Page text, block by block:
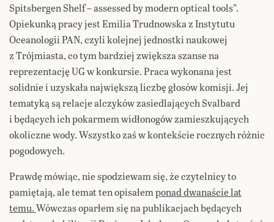
Spitsbergen Shelf – assessed by modern optical tools”.
Opiekunką pracy jest Emilia Trudnowska z Instytutu
Oceanologii PAN, czyli kolejnej jednostki naukowej
z Trójmiasta, co tym bardziej zwiększa szanse na
reprezentację UG w konkursie. Praca wykonana jest
solidnie i uzyskała największą liczbę głosów komisji. Jej
tematyką są relacje alczyków zasiedlających Svalbard
i będących ich pokarmem widłonogów zamieszkujących
okoliczne wody. Wszystko zaś w kontekście rocznych różnic
pogodowych.
Prawdę mówiąc, nie spodziewam się, że czytelnicy to
pamiętają, ale temat ten opisałemponad dwanaście lat
temu.Wówczas oparłem się na publikacjach będących